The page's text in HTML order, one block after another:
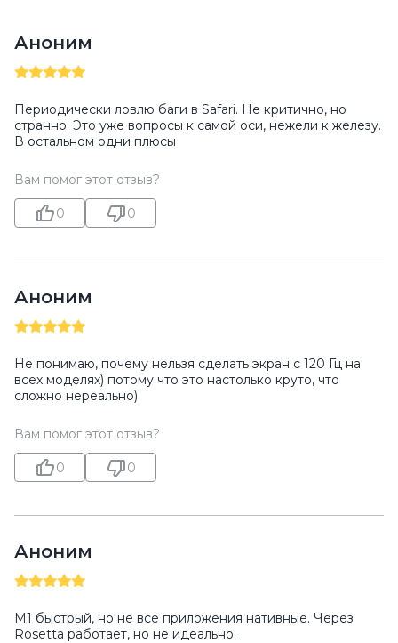
Аноним
Периодически ловлю баги в Safari. Не критично, но
странно. Это уже вопросы к самой оси, нежели к железу.
В остальном одни плюсы
Вам помог этот отзыв?
0 0
Аноним
Не понимаю, почему нельзя сделать экран с 120 Гц на
всех моделях) потому что это настолько круто, что
сложно нереально)
Вам помог этот отзыв?
0 0
Аноним
M1 быстрый, но не все приложения нативные. Через
Rosetta работает, но не идеально.